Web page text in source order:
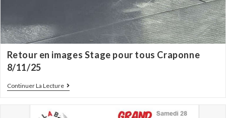
Retour en images Stage pour tous Craponne
8/11/25
Continuer La Lecture